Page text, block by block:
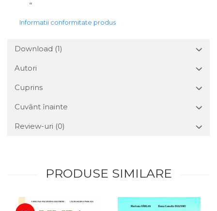
“
Informatii conformitate produs
Download (1)
Autori
Cuprins
Cuvânt înainte
Review-uri (0)
PRODUSE SIMILARE